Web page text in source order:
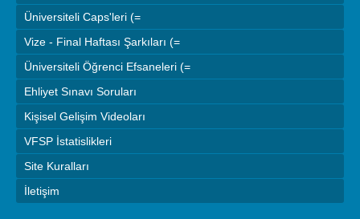
Üniversiteli Caps'leri (=
Vize - Final Haftası Şarkıları (=
Üniversiteli Öğrenci Efsaneleri (=
Ehliyet Sınavı Soruları
Kişisel Gelişim Videoları
VFSP İstatislikleri
Site Kuralları
İletişim